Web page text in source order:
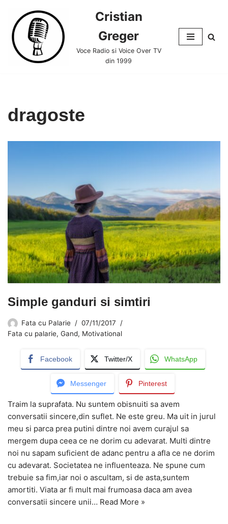
Skip
to
content
Cristian
Greger
Voce Radio si Voice Over TV
din 1999
dragoste
Simple ganduri si simtiri
Fata cu Palarie
07/11/2017
Fata cu palarie, Gand, Motivational
Facebook Twitter/X WhatsApp
Messenger Pinterest
Traim la suprafata. Nu suntem obisnuiti sa avem
conversatii sincere,din suflet. Ne este greu. Ma uit in jurul
meu si parca prea putini dintre noi avem curajul sa
mergem dupa ceea ce ne dorim cu adevarat. Multi dintre
noi nu sapam suficient de adanc pentru a afla ce ne dorim
cu adevarat. Societatea ne influenteaza. Ne spune cum
trebuie sa fim,iar noi o ascultam, si de asta,suntem
amortiti. Viata ar fi mult mai frumoasa daca am avea
conversatii sincere unii… Read More »